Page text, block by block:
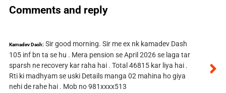
Comments and reply
Kamadev Dash: Sir good morning. Sir me ex nk kamadev Dash
105 inf bn ta se hu . Mera pension se April 2026 se laga tar
sparsh ne recovery kar raha hai . Total 46815 kar liya hai .
Rti ki madhyam se uski Details manga 02 mahina ho giya
nehi de rahe hai . Mob no 981xxxx513